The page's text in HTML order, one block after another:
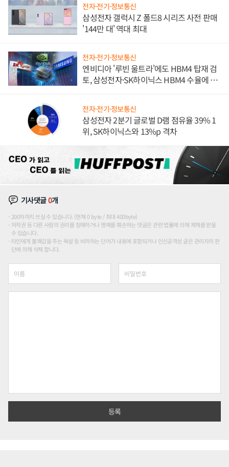
전자·전기·정보통신
삼성전자 갤럭시 Z 폴드8 시리즈 사전 판매
'144만 대' 역대 최대
전자·전기·정보통신
엔비디아 '루빈 울트라'에도 HBM4 탑재 검
토, 삼성전자·SK하이닉스 HBM4 수율에 주
전자·전기·정보통신
삼성전자 2분기 글로벌 D램 점유율 39% 1
위, SK하이닉스와 13%p 격차
기사댓글0개
200자까지 쓰실 수 있습니다. (현재 0 byte / 최대 400byte)
저작권 등 다른 사람의 권리를 침해하거나 명예를 훼손하는 댓글은 관련 법률에 의해 제재를 받을
수 있습니다.
타인에게 불쾌감을 주는 욕설 등 비하하는 단어가 내용에 포함되거나 인신공격성 글은 관리자의 판
단에 의해 삭제 합니다.